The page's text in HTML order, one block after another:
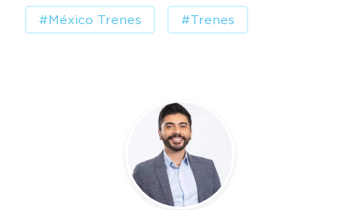
#México Trenes #Trenes